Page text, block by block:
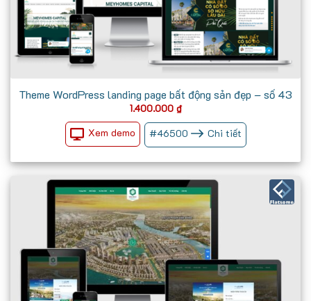
Theme WordPress landing page bất động sản đẹp – số 43
1.400.000 ₫
Xem demo #46500 Chi tiết